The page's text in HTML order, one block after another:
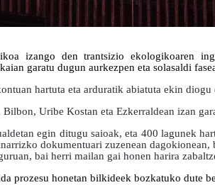
izango den trantsizio ekologikoaren
garatu dugun aurkezpen eta solasaldi
hartuta eta arduratik abiatuta ekin diogu
Uribe Kostan eta Ezkerraldean izan
egin ditugu saioak, eta 400 lagunek
dokumentuari zuzenean
bai herri mailan gai honen harira
prozesu honetan bilkideek bozkatuko dute